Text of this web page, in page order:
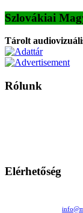
Szlovákiai
Tárolt
Rólunk
Elérhetőség